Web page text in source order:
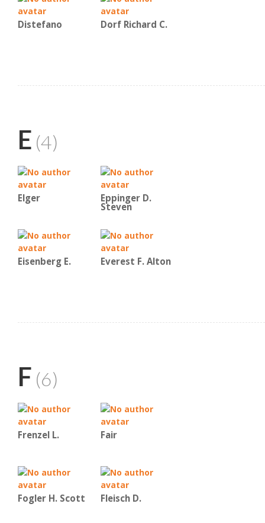
Distefano Dorf Richard C.
E (4)
Elger Eppinger D.
Steven
Eisenberg E. Everest F. Alton
F (6)
Frenzel L. Fair
Fogler H. Scott Fleisch D.